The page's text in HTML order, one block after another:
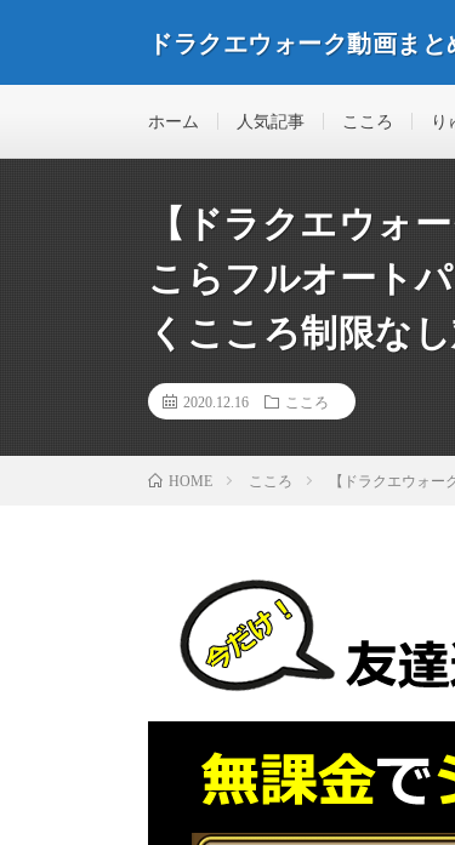
ドラクエウォーク動画まと
ホーム 人気記事 こころ り
【ドラクエウォ
こらフルオート
くこころ制限な
2020.12.16 こころ
HOME こころ 【ドラクエウォ